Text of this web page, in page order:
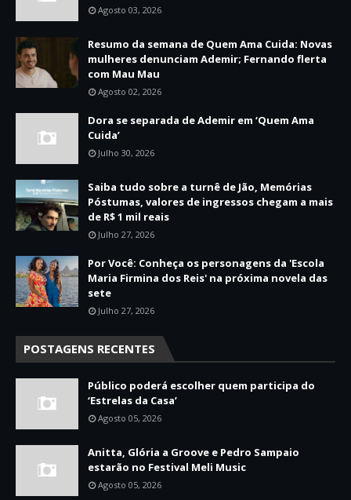
Agosto 03, 2026
Resumo da semana de Quem Ama Cuida: Novas
mulheres denunciam Ademir; Fernando flerta
com Mau Mau
Agosto 02, 2026
Dora se separada de Ademir em ‘Quem Ama
Cuida’
Julho 30, 2026
Saiba tudo sobre a turnê de Jão, Memórias
Póstumas, valores de ingressos chegam a mais
de R$ 1 mil reais
Julho 27, 2026
Por Você: Conheça os personagens da 'Escola
Maria Firmina dos Reis' na próxima novela das
sete
Julho 27, 2026
POSTAGENS RECENTES
Público poderá escolher quem participa do
‘Estrelas da Casa’
Agosto 05, 2026
Anitta, Glória a Groove e Pedro Sampaio
estarão no Festival Meli Music
Agosto 05, 2026